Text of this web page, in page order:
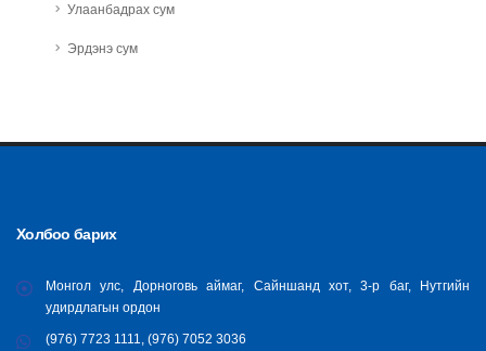
Улаанбадрах сум
Эрдэнэ сум
Холбоо барих
Монгол улс, Дорноговь аймаг, Сайншанд хот, 3-р баг, Нутгийн
удирдлагын ордон
(976) 7723 1111, (976) 7052 3036